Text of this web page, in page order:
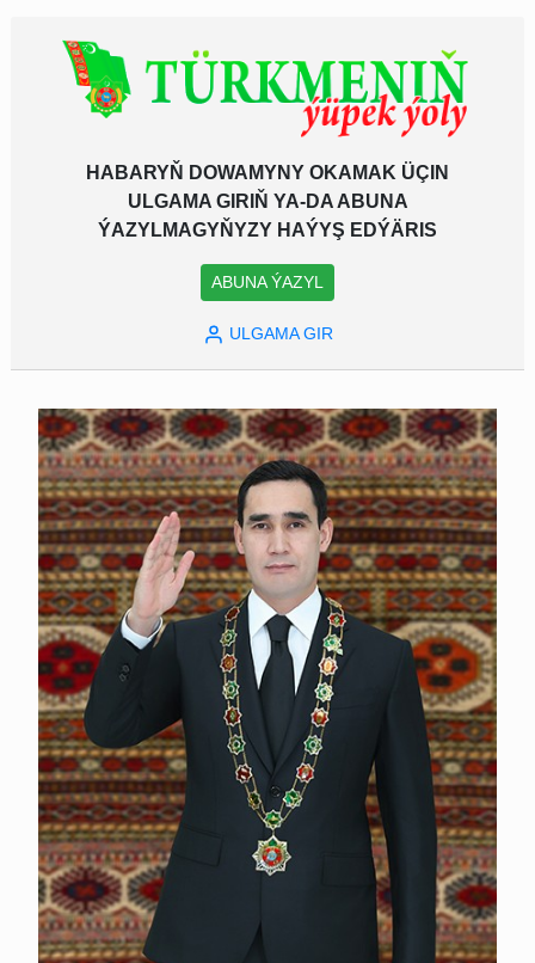
HABARYŇ DOWAMYNY OKAMAK ÜÇIN
ULGAMA GIRIŇ YA-DA ABUNA
ÝAZYLMAGYŇYZY HAÝYŞ EDÝÄRIS
ABUNA ÝAZYL
ULGAMA GIR